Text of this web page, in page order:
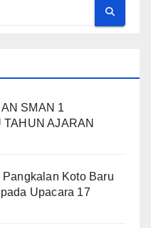
SMAN 1
AJARAN
Koto Baru
Upacara 17